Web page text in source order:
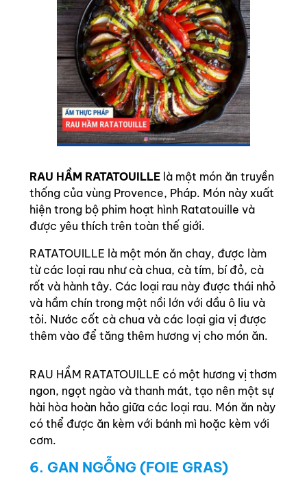
RAU HẦM RATATOUILLE là một món ăn truyền
thống của vùng Provence, Pháp. Món này xuất
hiện trong bộ phim hoạt hình Ratatouille và
được yêu thích trên toàn thế giới.
RATATOUILLE là một món ăn chay, được làm
từ các loại rau như cà chua, cà tím, bí đỏ, cà
rốt và hành tây. Các loại rau này được thái nhỏ
và hầm chín trong một nồi lớn với dầu ô liu và
tỏi. Nước cốt cà chua và các loại gia vị được
thêm vào để tăng thêm hương vị cho món ăn.
RAU HẦM RATATOUILLE có một hương vị thơm
ngon, ngọt ngào và thanh mát, tạo nên một sự
hài hòa hoàn hảo giữa các loại rau. Món ăn này
có thể được ăn kèm với bánh mì hoặc kèm với
cơm.
6. GAN NGỖNG (FOIE GRAS)